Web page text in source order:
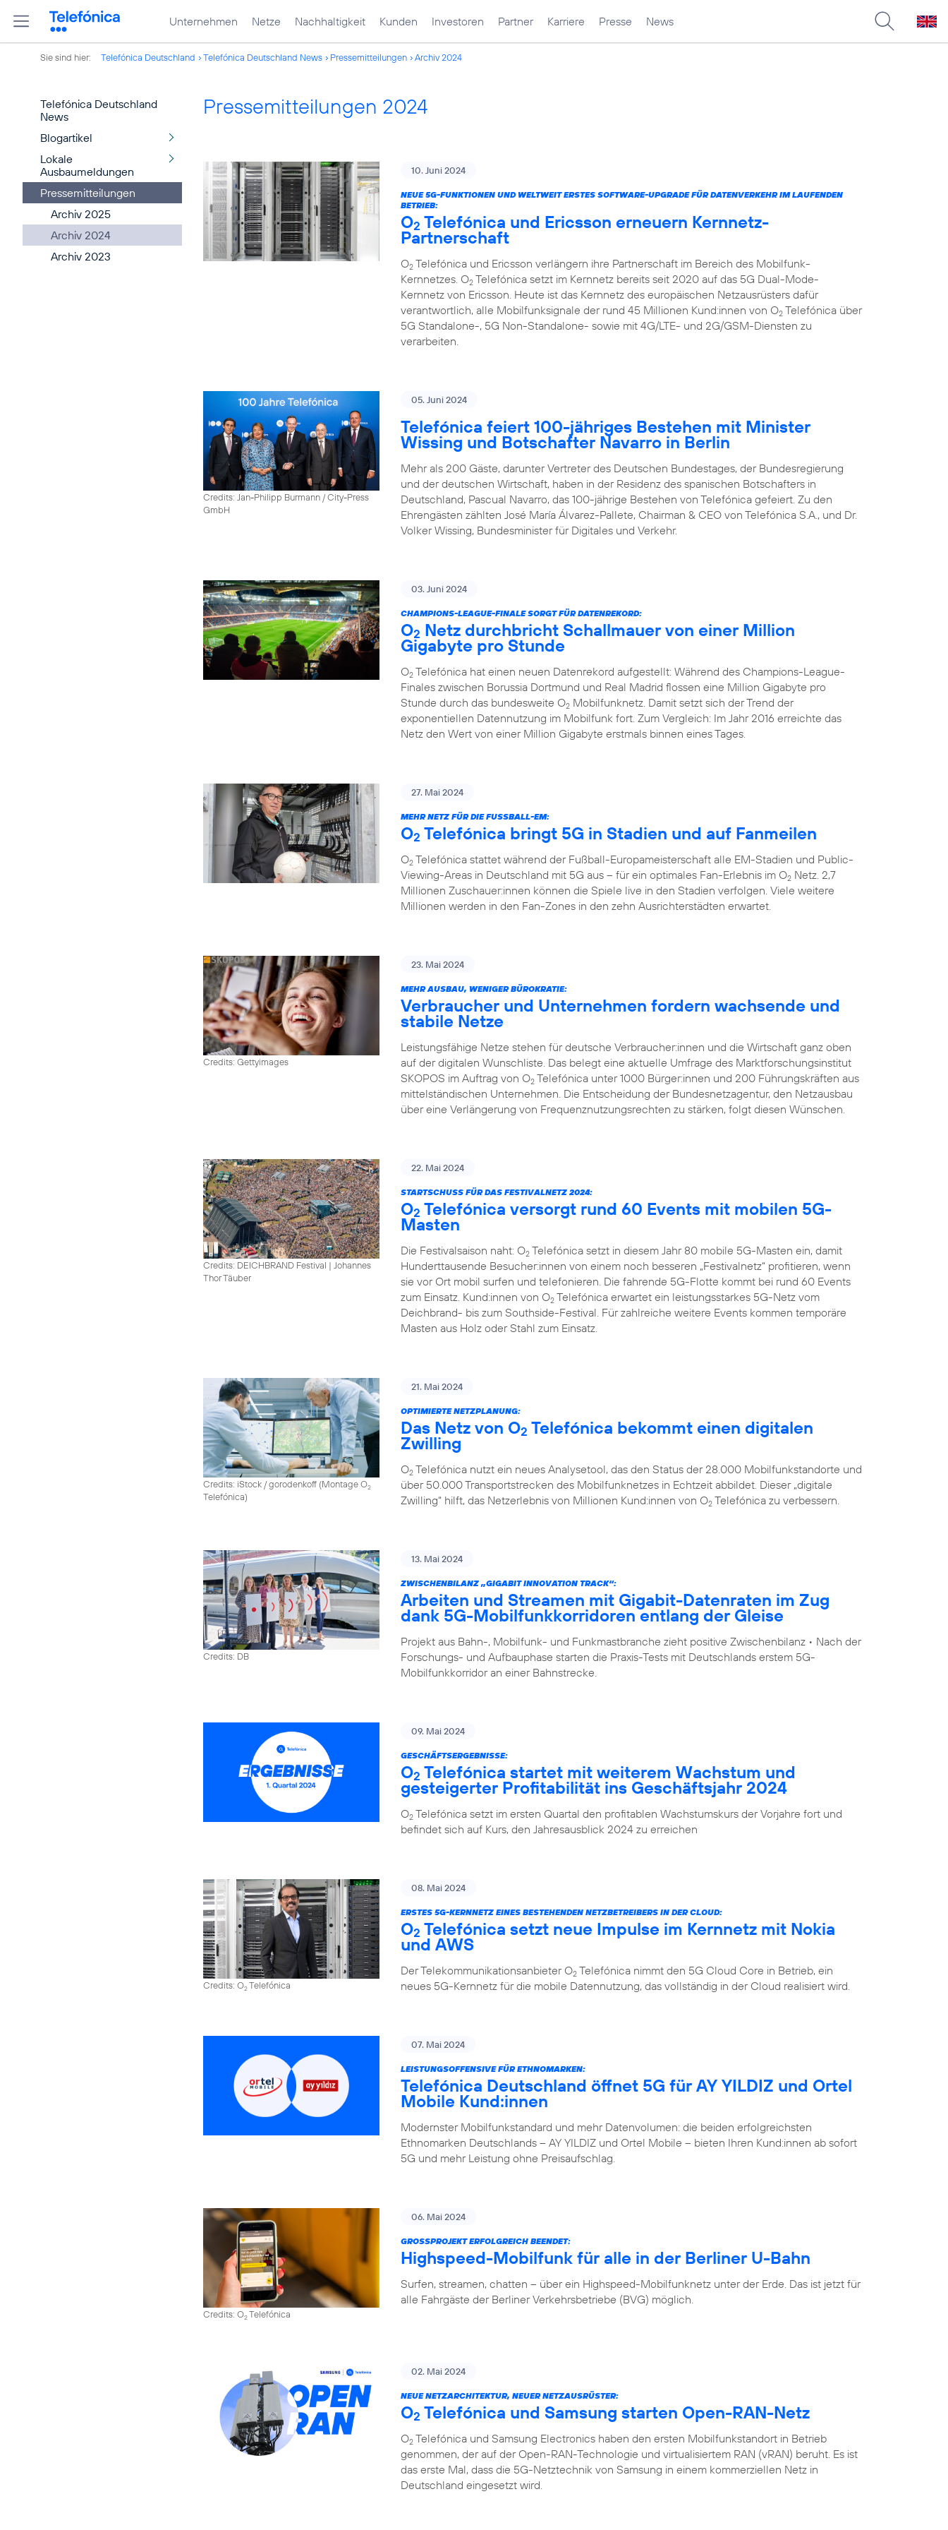
Unternehmen Netze Nachhaltigkeit Kunden Investoren Partner Karriere Presse News
Sie sind hier: Telefónica Deutschland Telefónica Deutschland News Pressemitteilungen Archiv 2024
Telefónica Deutschland
News
Blogartikel
Lokale
Ausbaumeldungen
Pressemitteilungen
Archiv 2025
Archiv 2024
Archiv 2023
Pressemitteilungen 2024
10. Juni 2024
NEUE 5G-FUNKTIONEN UND WELTWEIT ERSTES SOFTWARE-UPGRADE FÜR DATENVERKEHR IM LAUFENDEN
BETRIEB:
O2 Telefónica und Ericsson erneuern Kernnetz-
Partnerschaft
O2 Telefónica und Ericsson verlängern ihre Partnerschaft im Bereich des Mobilfunk-
Kernnetzes. O2 Telefónica setzt im Kernnetz bereits seit 2020 auf das 5G Dual-Mode-
Kernnetz von Ericsson. Heute ist das Kernnetz des europäischen Netzausrüsters dafür
verantwortlich, alle Mobilfunksignale der rund 45 Millionen Kund:innen von O2 Telefónica über
5G Standalone-, 5G Non-Standalone- sowie mit 4G/LTE- und 2G/GSM-Diensten zu
verarbeiten.
Credits: Jan-Philipp Burmann / City-Press
GmbH
05. Juni 2024
Telefónica feiert 100-jähriges Bestehen mit Minister
Wissing und Botschafter Navarro in Berlin
Mehr als 200 Gäste, darunter Vertreter des Deutschen Bundestages, der Bundesregierung
und der deutschen Wirtschaft, haben in der Residenz des spanischen Botschafters in
Deutschland, Pascual Navarro, das 100-jährige Bestehen von Telefónica gefeiert. Zu den
Ehrengästen zählten José María Álvarez-Pallete, Chairman & CEO von Telefónica S.A., und Dr.
Volker Wissing, Bundesminister für Digitales und Verkehr.
03. Juni 2024
CHAMPIONS-LEAGUE-FINALE SORGT FÜR DATENREKORD:
O2 Netz durchbricht Schallmauer von einer Million
Gigabyte pro Stunde
O2 Telefónica hat einen neuen Datenrekord aufgestellt: Während des Champions-League-
Finales zwischen Borussia Dortmund und Real Madrid flossen eine Million Gigabyte pro
Stunde durch das bundesweite O2 Mobilfunknetz. Damit setzt sich der Trend der
exponentiellen Datennutzung im Mobilfunk fort. Zum Vergleich: Im Jahr 2016 erreichte das
Netz den Wert von einer Million Gigabyte erstmals binnen eines Tages.
27. Mai 2024
MEHR NETZ FÜR DIE FUSSBALL-EM:
O2 Telefónica bringt 5G in Stadien und auf Fanmeilen
O2 Telefónica stattet während der Fußball-Europameisterschaft alle EM-Stadien und Public-
Viewing-Areas in Deutschland mit 5G aus – für ein optimales Fan-Erlebnis im O2 Netz. 2,7
Millionen Zuschauer:innen können die Spiele live in den Stadien verfolgen. Viele weitere
Millionen werden in den Fan-Zones in den zehn Ausrichterstädten erwartet.
Credits: Gettyimages
23. Mai 2024
MEHR AUSBAU, WENIGER BÜROKRATIE:
Verbraucher und Unternehmen fordern wachsende und
stabile Netze
Leistungsfähige Netze stehen für deutsche Verbraucher:innen und die Wirtschaft ganz oben
auf der digitalen Wunschliste. Das belegt eine aktuelle Umfrage des Marktforschungsinstitut
SKOPOS im Auftrag von O2 Telefónica unter 1000 Bürger:innen und 200 Führungskräften aus
mittelständischen Unternehmen. Die Entscheidung der Bundesnetzagentur, den Netzausbau
über eine Verlängerung von Frequenznutzungsrechten zu stärken, folgt diesen Wünschen.
Credits: DEICHBRAND Festival | Johannes
Thor Täuber
22. Mai 2024
STARTSCHUSS FÜR DAS FESTIVALNETZ 2024:
O2 Telefónica versorgt rund 60 Events mit mobilen 5G-
Masten
Die Festivalsaison naht: O2 Telefónica setzt in diesem Jahr 80 mobile 5G-Masten ein, damit
Hunderttausende Besucher:innen von einem noch besseren „Festivalnetz“ profitieren, wenn
sie vor Ort mobil surfen und telefonieren. Die fahrende 5G-Flotte kommt bei rund 60 Events
zum Einsatz. Kund:innen von O2 Telefónica erwartet ein leistungsstarkes 5G-Netz vom
Deichbrand- bis zum Southside-Festival. Für zahlreiche weitere Events kommen temporäre
Masten aus Holz oder Stahl zum Einsatz.
Credits: iStock / gorodenkoff (Montage O2
Telefónica)
21. Mai 2024
OPTIMIERTE NETZPLANUNG:
Das Netz von O2 Telefónica bekommt einen digitalen
Zwilling
O2 Telefónica nutzt ein neues Analysetool, das den Status der 28.000 Mobilfunkstandorte und
über 50.000 Transportstrecken des Mobilfunknetzes in Echtzeit abbildet. Dieser „digitale
Zwilling“ hilft, das Netzerlebnis von Millionen Kund:innen von O2 Telefónica zu verbessern.
Credits: DB
13. Mai 2024
ZWISCHENBILANZ „GIGABIT INNOVATION TRACK“:
Arbeiten und Streamen mit Gigabit-Datenraten im Zug
dank 5G-Mobilfunkkorridoren entlang der Gleise
Projekt aus Bahn-, Mobilfunk- und Funkmastbranche zieht positive Zwischenbilanz • Nach der
Forschungs- und Aufbauphase starten die Praxis-Tests mit Deutschlands erstem 5G-
Mobilfunkkorridor an einer Bahnstrecke.
09. Mai 2024
GESCHÄFTSERGEBNISSE:
O2 Telefónica startet mit weiterem Wachstum und
gesteigerter Profitabilität ins Geschäftsjahr 2024
O2 Telefónica setzt im ersten Quartal den profitablen Wachstumskurs der Vorjahre fort und
befindet sich auf Kurs, den Jahresausblick 2024 zu erreichen
Credits: O2Telefónica
08. Mai 2024
ERSTES 5G-KERNNETZ EINES BESTEHENDEN NETZBETREIBERS IN DER CLOUD:
O2 Telefónica setzt neue Impulse im Kernnetz mit Nokia
und AWS
Der Telekommunikationsanbieter O2 Telefónica nimmt den 5G Cloud Core in Betrieb, ein
neues 5G-Kernnetz für die mobile Datennutzung, das vollständig in der Cloud realisiert wird.
07. Mai 2024
LEISTUNGSOFFENSIVE FÜR ETHNOMARKEN:
Telefónica Deutschland öffnet 5G für AY YILDIZ und Ortel
Mobile Kund:innen
Modernster Mobilfunkstandard und mehr Datenvolumen: die beiden erfolgreichsten
Ethnomarken Deutschlands – AY YILDIZ und Ortel Mobile – bieten Ihren Kund:innen ab sofort
5G und mehr Leistung ohne Preisaufschlag.
Credits: O2Telefónica
06. Mai 2024
GROSSPROJEKT ERFOLGREICH BEENDET:
Highspeed-Mobilfunk für alle in der Berliner U-Bahn
Surfen, streamen, chatten – über ein Highspeed-Mobilfunknetz unter der Erde. Das ist jetzt für
alle Fahrgäste der Berliner Verkehrsbetriebe (BVG) möglich.
02. Mai 2024
NEUE NETZARCHITEKTUR, NEUER NETZAUSRÜSTER:
O2 Telefónica und Samsung starten Open-RAN-Netz
O2 Telefónica und Samsung Electronics haben den ersten Mobilfunkstandort in Betrieb
genommen, der auf der Open-RAN-Technologie und virtualisiertem RAN (vRAN) beruht. Es ist
das erste Mal, dass die 5G-Netztechnik von Samsung in einem kommerziellen Netz in
Deutschland eingesetzt wird.